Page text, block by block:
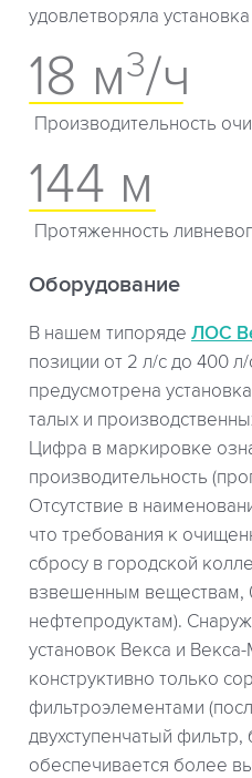
удовлетворяла установка
18 м3/ч
Производительность
144 м
Протяженность
Оборудование
В нашем типоряде ЛОС
позиции от 2 л/с до 400
предусмотрена
талых и
Цифра в маркировке
производительность
Отсутствие в
что требования к
сбросу в городской
взвешенным веществам,
нефтепродуктам).
установок Векса и
конструктивно только
фильтроэлементами
двухступенчатый
обеспечивается более